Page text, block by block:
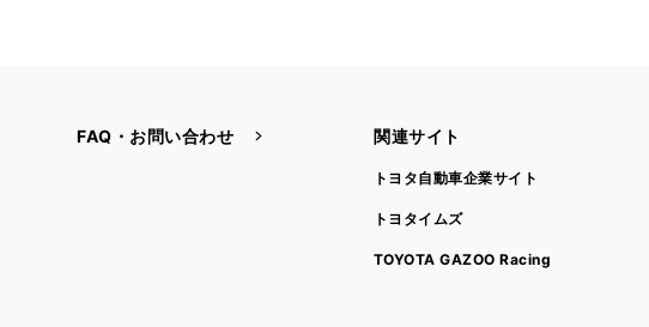
FAQ・お問い合わせ 関連サイト
トヨタ自動車企業サイト
トヨタイムズ
TOYOTA GAZOO Racing